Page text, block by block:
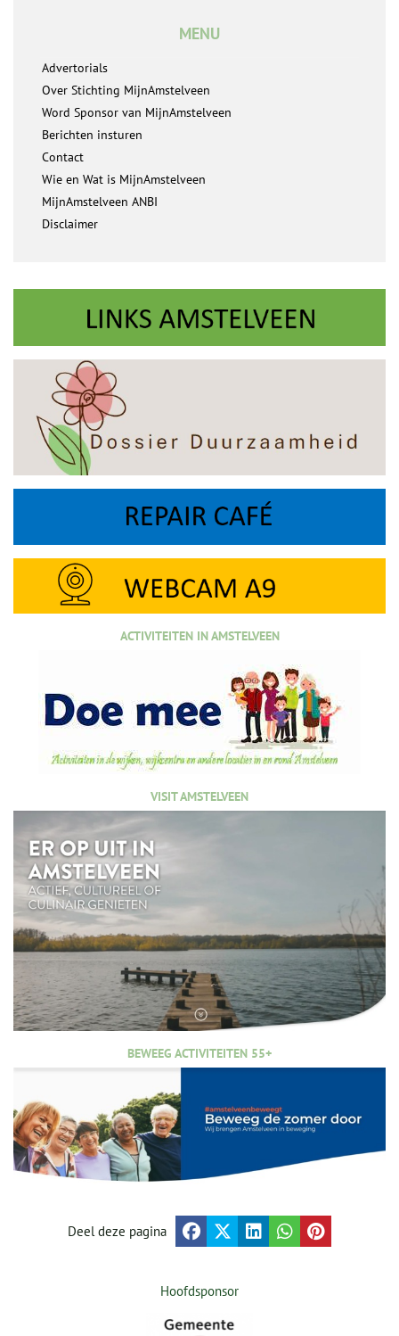
MENU
Advertorials
Over Stichting MijnAmstelveen
Word Sponsor van MijnAmstelveen
Berichten insturen
Contact
Wie en Wat is MijnAmstelveen
MijnAmstelveen ANBI
Disclaimer
ACTIVITEITEN IN AMSTELVEEN
VISIT AMSTELVEEN
BEWEEG ACTIVITEITEN 55+
Deel deze pagina
Hoofdsponsor